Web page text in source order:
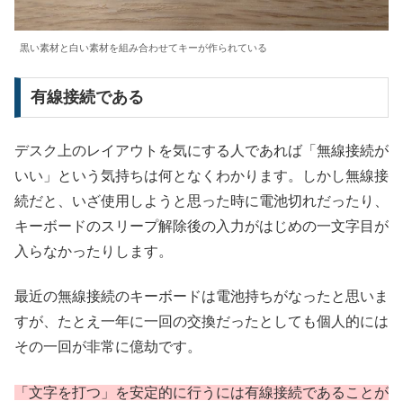
黒い素材と白い素材を組み合わせてキーが作られている
有線接続である
デスク上のレイアウトを気にする人であれば「無線接続が
いい」という気持ちは何となくわかります。しかし無線接
続だと、いざ使用しようと思った時に電池切れだったり、
キーボードのスリープ解除後の入力がはじめの一文字目が
入らなかったりします。
最近の無線接続のキーボードは電池持ちがなったと思いま
すが、たとえ一年に一回の交換だったとしても個人的には
その一回が非常に億劫です。
「文字を打つ」を安定的に行うには有線接続であることが